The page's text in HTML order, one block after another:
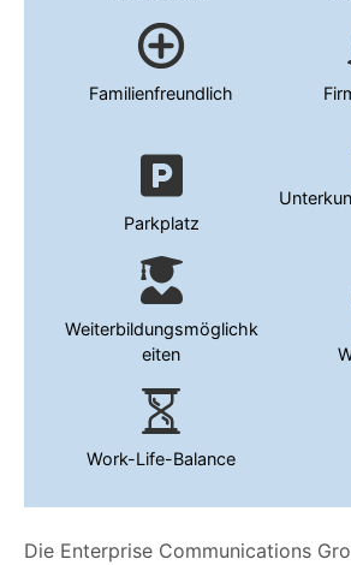
Die Enterprise Communications
Familienfreundlich
Parkplatz
Weiterbildungsmöglichk
eiten
Work-Life-Balance